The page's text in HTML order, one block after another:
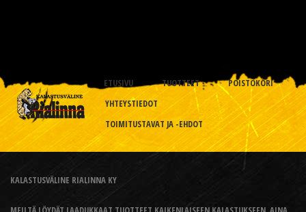
ETUSIVU TUOTTEET
POISTOKORI
YHTEYSTIEDOT
TOIMITUSTAVAT JA -EHDOT
KALASTUSVÄLINE RIALINNA KY